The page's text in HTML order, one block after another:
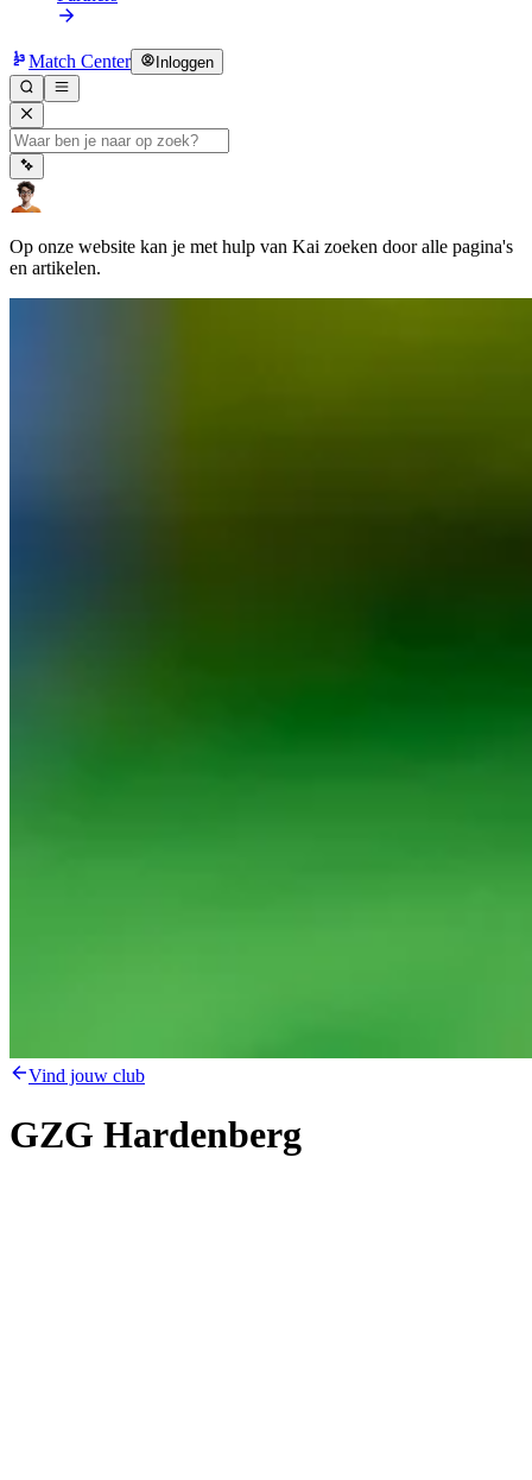
Match Center Inloggen
Op onze website kan je met hulp van Kai zoeken door alle pagina's
en artikelen.
Vind jouw club
GZG Hardenberg